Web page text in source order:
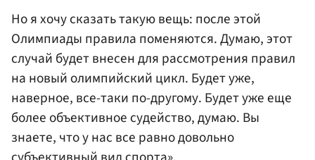
Но я хочу сказать такую вещь: после этой
Олимпиады правила поменяются. Думаю, этот
случай будет внесен для рассмотрения правил
на новый олимпийский цикл. Будет уже,
наверное, все-таки по-другому. Будет уже еще
более объективное судейство, думаю. Вы
знаете, что у нас все равно довольно